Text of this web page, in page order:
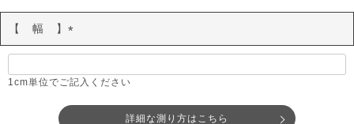
【 幅 】
(
須
1cm単位でご記入ください
詳細な測り方はこちら